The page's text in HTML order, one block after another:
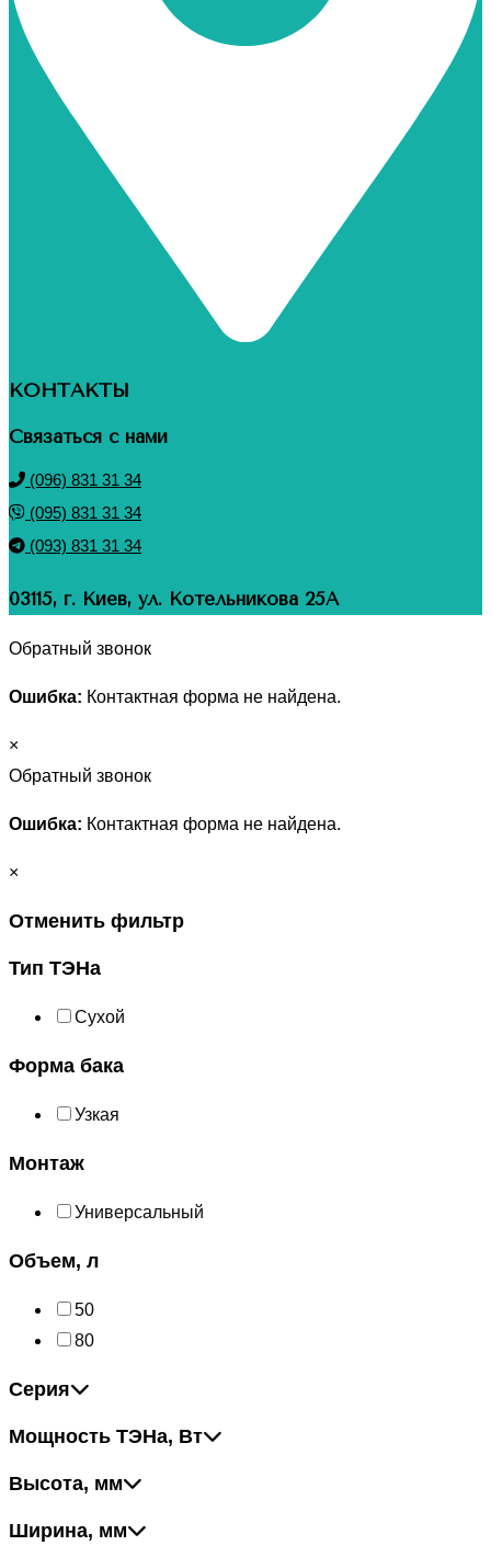
КОНТАКТЫ
Связаться с нами
(096) 831 31 34
(095) 831 31 34
(093) 831 31 34
03115, г. Киев, ул. Котельникова 25А
Обратный звонок
Ошибка: Контактная форма не найдена.
×
Обратный звонок
Ошибка: Контактная форма не найдена.
×
Отменить фильтр
Тип ТЭНа
Сухой
Форма бака
Узкая
Монтаж
Универсальный
Объем, л
50
80
Серия
Мощность ТЭНа, Вт
Высота, мм
Ширина, мм